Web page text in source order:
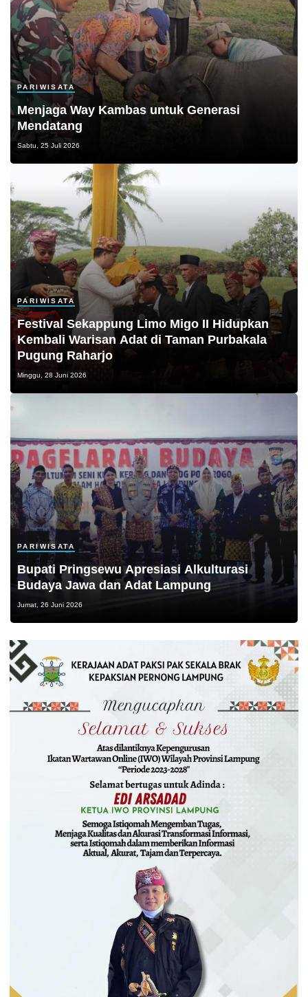
PARIWISATA
Menjaga Way Kambas untuk Generasi
Mendatang
Sabtu, 25 Juli 2026
PARIWISATA
Festival Sekappung Limo Migo II Hidupkan
Kembali Warisan Adat di Taman Purbakala
Pugung Raharjo
Minggu, 28 Juni 2026
PARIWISATA
Bupati Pringsewu Apresiasi Alkulturasi
Budaya Jawa dan Adat Lampung
Jumat, 26 Juni 2026